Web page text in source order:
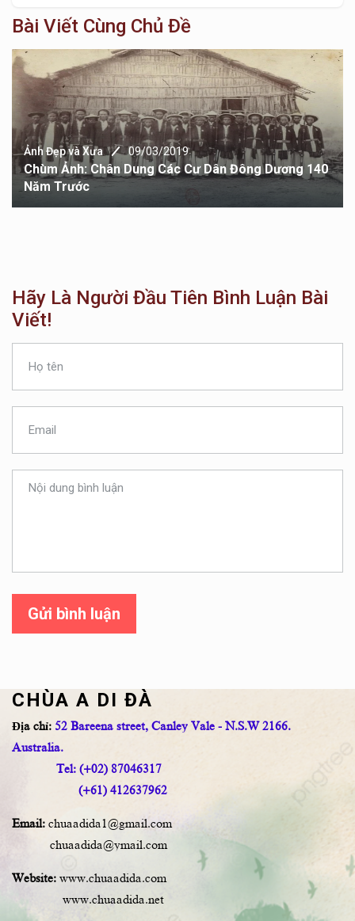
Bài Viết Cùng Chủ Đề
Ảnh Đẹp và Xưa 09/03/2019
Chùm Ảnh: Chân Dung Các Cư Dân Đông Dương 140
Năm Trước
Hãy Là Người Đầu Tiên Bình Luận Bài
Viết!
Gửi bình luận
CHÙA A DI ĐÀ
Địa chỉ: 52 Bareena street, Canley Vale - N.S.W 2166.
Australia.
Tel: (+02) 87046317
(+61) 412637962
Email: chuaadida1@gmail.com
chuaadida@ymail.com
Website: www.chuaadida.com
www.chuaadida.net